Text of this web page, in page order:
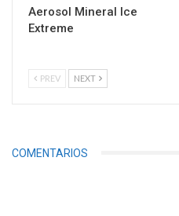
Aerosol Mineral Ice
Extreme
PREV NEXT
COMENTARIOS